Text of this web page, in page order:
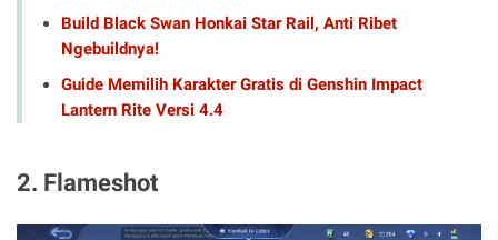
Build Black Swan Honkai Star Rail, Anti Ribet
Ngebuildnya!
Guide Memilih Karakter Gratis di Genshin Impact
Lantern Rite Versi 4.4
2. Flameshot